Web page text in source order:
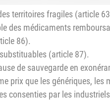
territoires fragiles (article
des médicaments
86).
(article 87).
de sauvegarde en
prix que les génériques, les
par les